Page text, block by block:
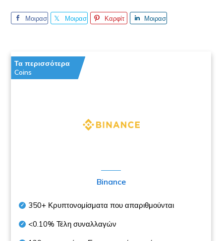
Μοιρασ
Μοιρασ
Καρφίτ
Μοιρασ
Τα περισσότερα
Coins
Binance
350+ Κρυπτονομίσματα που απαριθμούνται
<0.10% Τέλη συναλλαγών